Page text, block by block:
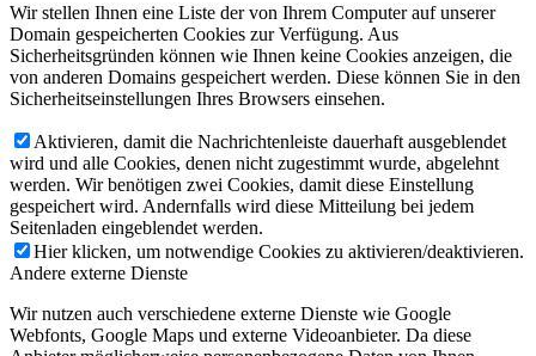
Wir stellen Ihnen eine Liste der von Ihrem Computer auf unserer
Domain gespeicherten Cookies zur Verfügung. Aus
Sicherheitsgründen können wie Ihnen keine Cookies anzeigen, die
von anderen Domains gespeichert werden. Diese können Sie in den
Sicherheitseinstellungen Ihres Browsers einsehen.
Aktivieren, damit die Nachrichtenleiste dauerhaft ausgeblendet
wird und alle Cookies, denen nicht zugestimmt wurde, abgelehnt
werden. Wir benötigen zwei Cookies, damit diese Einstellung
gespeichert wird. Andernfalls wird diese Mitteilung bei jedem
Seitenladen eingeblendet werden.
Hier klicken, um notwendige Cookies zu aktivieren/deaktivieren.
Andere externe Dienste
Wir nutzen auch verschiedene externe Dienste wie Google
Webfonts, Google Maps und externe Videoanbieter. Da diese